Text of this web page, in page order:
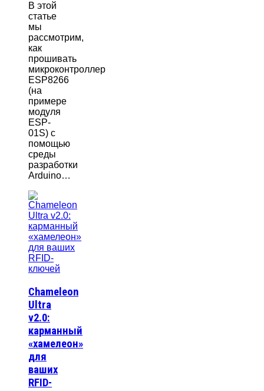
В этой
статье
мы
рассмотрим,
как
прошивать
микроконтроллер
ESP8266
(на
примере
модуля
ESP-
01S) с
помощью
среды
разработки
Arduino…
Chameleon
Ultra
v2.0:
карманный
«хамелеон»
для
ваших
RFID-